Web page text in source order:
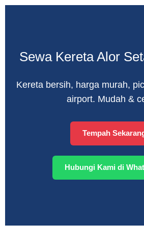
Sewa Kereta Alor
Kereta bersih, harga murah,
airport. Mudah &
Tempah
Hubungi Kami di